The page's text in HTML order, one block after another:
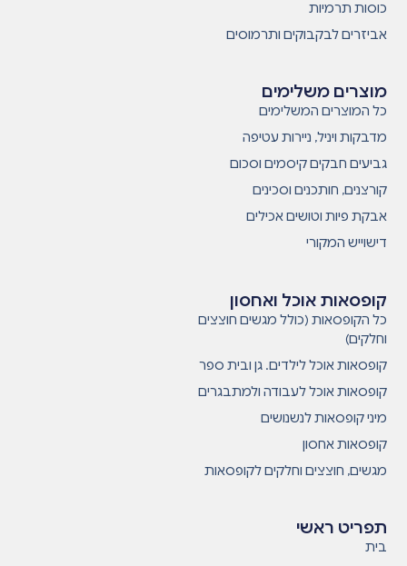
תפריט ראשי
בית
קופסאות אוכל ואחסון
כל הקופסאות (כולל מגשים חוצצים
וחלקים)
קופסאות אוכל לילדים. גן ובית ספר
קופסאות אוכל לעבודה ולמתבגרים
מיני קופסאות לנשנושים
קופסאות אחסון
מגשים, חוצצים וחלקים לקופסאות
מוצרים משלימים
כל המוצרים המשלימים
מדבקות ויניל, ניירות עטיפה
גביעים חבקים קיסמים וסכום
קורצנים, חותכנים וסכינים
אבקת פיות וטושים אכילים
דישוייש המקורי
כוסות תרמיות
אביזרים לבקבוקים ותרמוסים